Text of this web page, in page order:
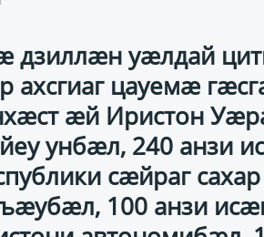
дзиллæн уæлдай
ахсгиаг цауемæ
æй Иристон
унбæл, 240 анзи
сæйраг сахар
100 анзи